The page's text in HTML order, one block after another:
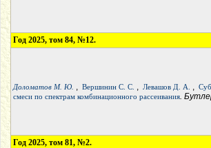
Год 2025, том 84, №12.
Доломатов М. Ю. , Вершинин С. С. , Левашов Д. А. ,
смеси по спектрам комбинационного рассеивания.
Год 2025, том 81, №2.